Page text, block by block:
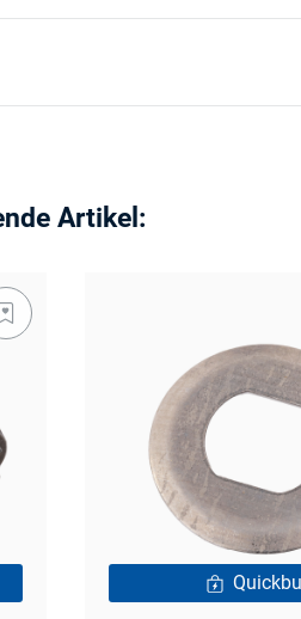
Artikel: